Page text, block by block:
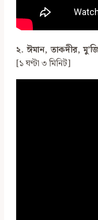
২. ঈমান, তাকদীর,
[১ ঘণ্টা ৩ মিনিট]